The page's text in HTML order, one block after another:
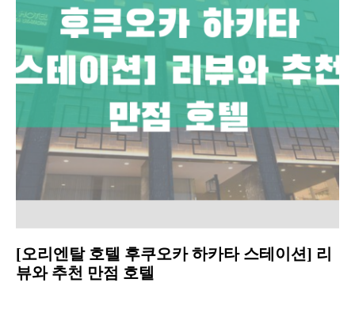
[오리엔탈 호텔 후쿠오카 하카타 스테이션] 리
뷰와 추천 만점 호텔